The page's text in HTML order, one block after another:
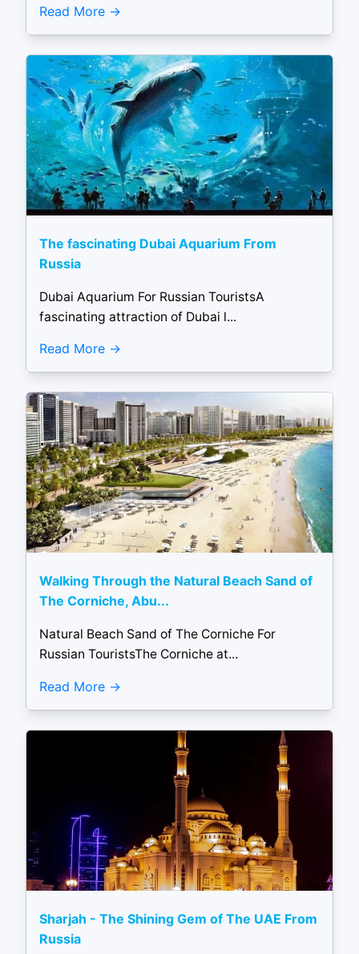
Read More
The fascinating Dubai Aquarium From
Russia
Dubai Aquarium For Russian TouristsA
fascinating attraction of Dubai l...
Read More
Walking Through the Natural Beach Sand of
The Corniche, Abu...
Natural Beach Sand of The Corniche For
Russian TouristsThe Corniche at...
Read More
Sharjah - The Shining Gem of The UAE From
Russia